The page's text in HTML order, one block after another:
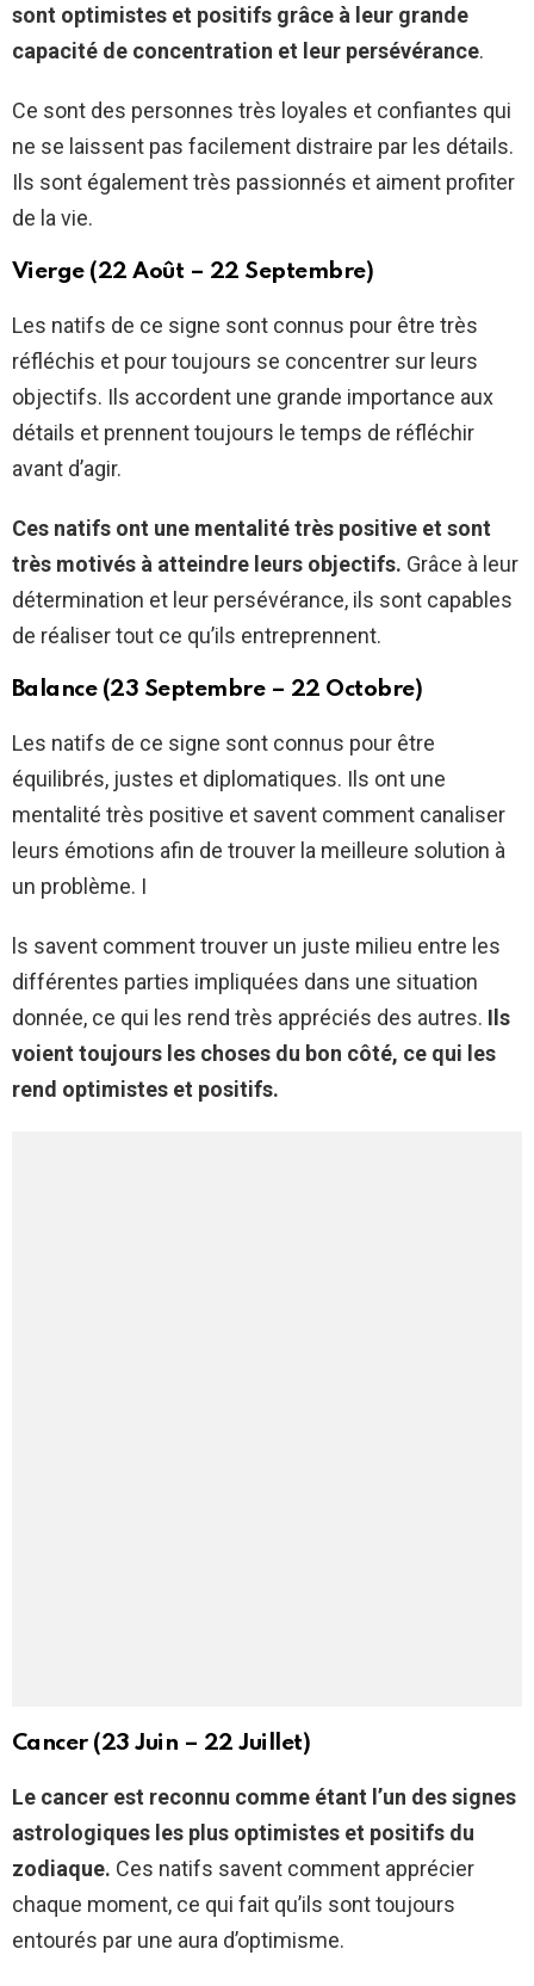
sont optimistes et positifs grâce à leur grande
capacité de concentration et leur persévérance.
Ce sont des personnes très loyales et confiantes qui
ne se laissent pas facilement distraire par les détails.
Ils sont également très passionnés et aiment profiter
de la vie.
Vierge (22 Août – 22 Septembre)
Les natifs de ce signe sont connus pour être très
réfléchis et pour toujours se concentrer sur leurs
objectifs. Ils accordent une grande importance aux
détails et prennent toujours le temps de réfléchir
avant d’agir.
Ces natifs ont une mentalité très positive et sont
très motivés à atteindre leurs objectifs. Grâce à leur
détermination et leur persévérance, ils sont capables
de réaliser tout ce qu’ils entreprennent.
Balance (23 Septembre – 22 Octobre)
Les natifs de ce signe sont connus pour être
équilibrés, justes et diplomatiques. Ils ont une
mentalité très positive et savent comment canaliser
leurs émotions afin de trouver la meilleure solution à
un problème. I
ls savent comment trouver un juste milieu entre les
différentes parties impliquées dans une situation
donnée, ce qui les rend très appréciés des autres. Ils
voient toujours les choses du bon côté, ce qui les
rend optimistes et positifs.
Cancer (23 Juin – 22 Juillet)
Le cancer est reconnu comme étant l’un des signes
astrologiques les plus optimistes et positifs du
zodiaque. Ces natifs savent comment apprécier
chaque moment, ce qui fait qu’ils sont toujours
entourés par une aura d’optimisme.